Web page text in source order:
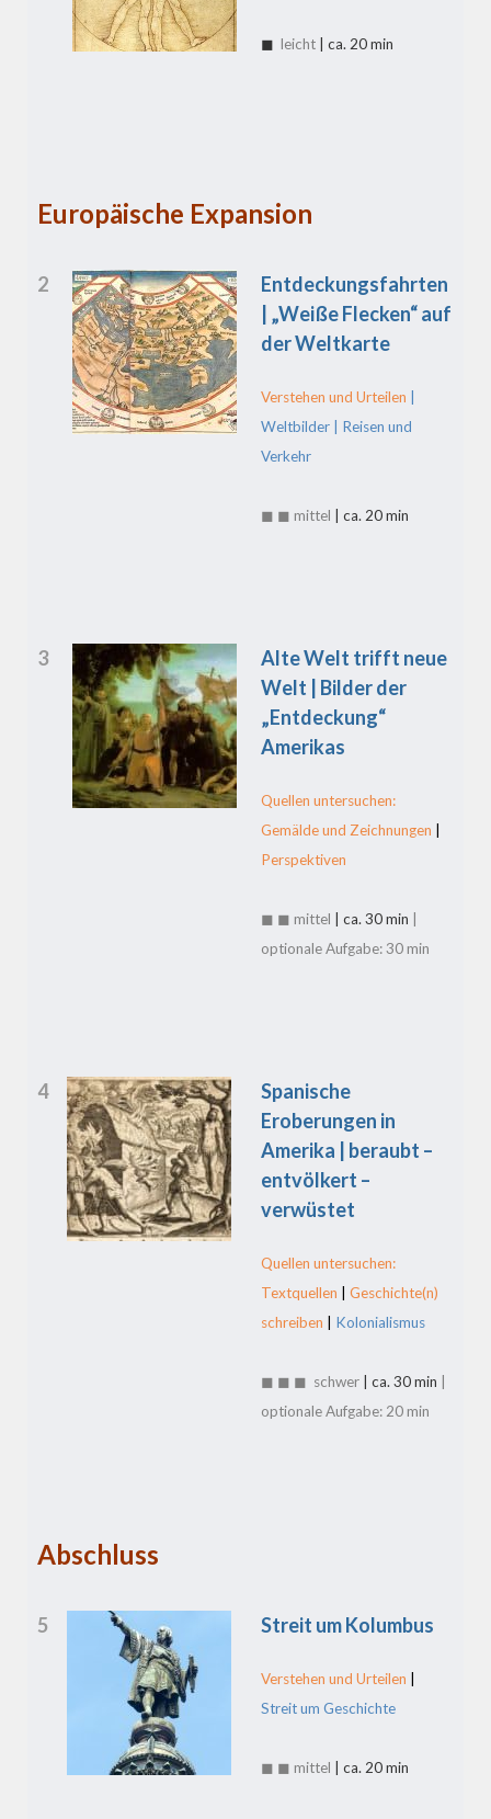
◼ leicht | ca. 20 min
Europäische Expansion
2
Entdeckungsfahrten
| „Weiße Flecken“ auf
der Weltkarte
Verstehen und Urteilen
Weltbilder | Reisen und
Verkehr
◼ ◼ mittel | ca. 20 min
3
Alte Welt trifft neue
Welt | Bilder der
„Entdeckung“
Amerikas
Quellen untersuchen:
Gemälde und Zeichnungen
Perspektiven
◼ ◼ mittel | ca. 30 min
optionale Aufgabe: 30 min
4
Spanische
Eroberungen in
Amerika | beraubt –
entvölkert –
verwüstet
Quellen untersuchen:
Textquellen
Geschichte(n)
schreiben
Kolonialismus
◼ ◼ ◼ schwer | ca. 30 min
optionale Aufgabe: 20 min
Abschluss
5 Streit um Kolumbus
Verstehen und Urteilen
Streit um Geschichte
◼ ◼ mittel | ca. 20 min